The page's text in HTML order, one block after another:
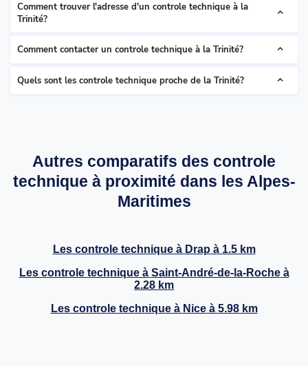
Comment trouver l'adresse d'un controle technique à la
Trinité?
Comment contacter un controle technique à la Trinité?
Quels sont les controle technique proche de la Trinité?
Autres comparatifs des controle
technique à proximité dans les Alpes-
Maritimes
Les controle technique à Drap à 1.5 km
Les controle technique à Saint-André-de-la-Rocheà
2.28 km
Les controle technique à Niceà 5.98 km